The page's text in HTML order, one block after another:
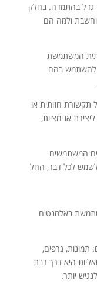
גדל בהתמדה. בחלק
ולמה הם
המשתמשת
להשתמש בהם
חזותית או
אנימציות,
המשתמשים
לשמש לכל דבר, החל
באלמנטים
תמונות, גרפים,
היא דרך רבת
יותר.